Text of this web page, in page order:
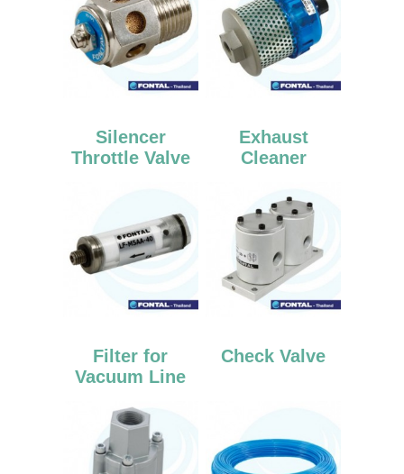
Silencer
Throttle Valve
Exhaust
Cleaner
Filter for
Vacuum Line
Check Valve